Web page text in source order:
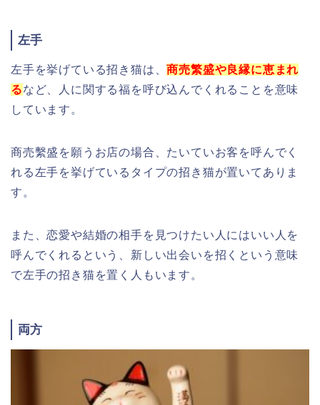
左手
左手を挙げている招き猫は、商売繁盛や良縁に恵まれ
るなど、人に関する福を呼び込んでくれることを意味
しています。
商売繫盛を願うお店の場合、たいていお客を呼んでく
れる左手を挙げているタイプの招き猫が置いてありま
す。
また、恋愛や結婚の相手を見つけたい人にはいい人を
呼んでくれるという、新しい出会いを招くという意味
で左手の招き猫を置く人もいます。
両方